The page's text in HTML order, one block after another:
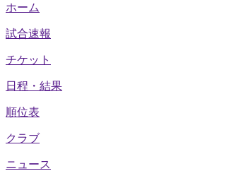
ホーム
試合速報
チケット
日程・結果
順位表
クラブ
ニュース